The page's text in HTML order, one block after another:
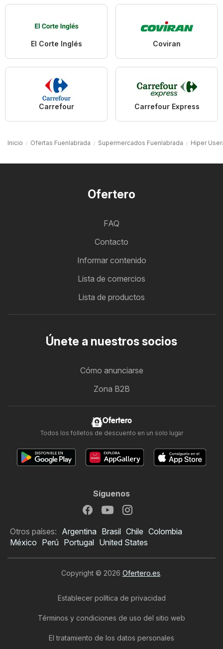
El Corte Inglés Coviran
Carrefour Carrefour Express
Inicio Ofertas Fuenlabrada Supermercados Fuenlabrada Hiper
Ofertero
FAQ
Contacto
Informar contenido
Lista de comercios
Lista de productos
Únete a nuestros socios
Cómo anunciarse
Zona B2B
Ofertero
Todos los folletos de descuento en un solo lugar
Síguenos
Otros países: Argentina Brasil Chile Colombia
México Perú Portugal United States
Copyright © 2026 Ofertero.es.
Establecer política de privacidad
Términos y condiciones de uso del sitio web
El tratamiento de los datos personales